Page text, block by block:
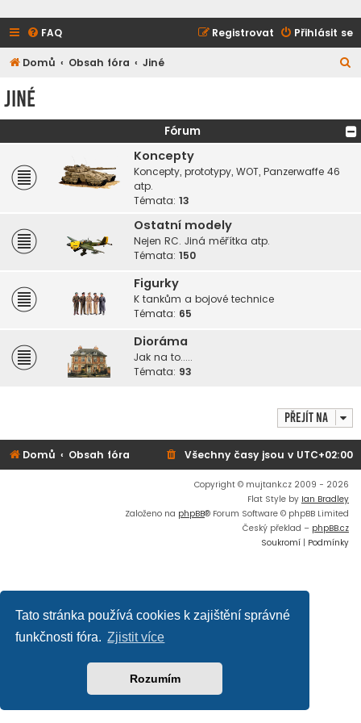
Tato stránka používá cookies k zajištění správné
funkčnosti fóra. Zjistit více
Rozumím
FAQ Přihlásit se
Registrovat
Domů Obsah fóra Jiné
d
a
Jiné
Fórum
Koncepty
Koncepty, prototypy, WOT, Panzerwaffe 46
atp.
Témata: 13
Ostatní modely
Nejen RC. Jiná měřítka atp.
Témata: 150
Figurky
K tankům a bojové technice
Témata: 65
Dioráma
Jak na to.....
Témata: 93
Přejít na
Domů Obsah fóra Všechny časy jsou v UTC+02:00
Copyright © mujtank.cz 2009 - 2026
Flat Style by Ian Bradley
Založeno na phpBB® Forum Software © phpBB Limited
Český překlad – phpBB.cz
Soukromí | Podmínky